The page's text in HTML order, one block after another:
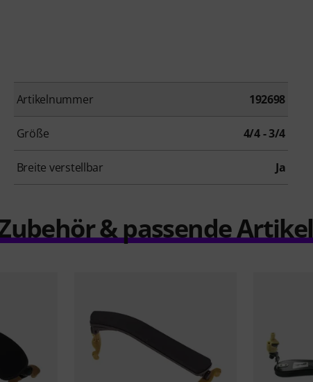
Artikelnummer 192698
Größe 4/4 - 3/4
Breite verstellbar Ja
& passende Artikel